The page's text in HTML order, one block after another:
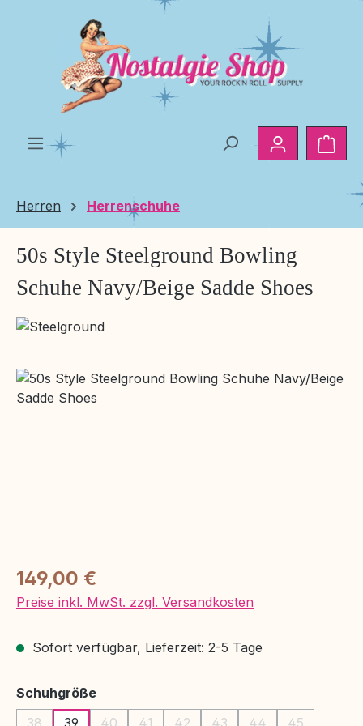
Zum Hauptinhalt springen
Herren Herrenschuhe
50s Style Steelground Bowling
Schuhe Navy/Beige Sadde Shoes
Bildergalerie überspringen
Regulärer Preis:
149,00 €
Preise inkl. MwSt. zzgl. Versandkosten
Sofort verfügbar, Lieferzeit: 2-5 Tage
Schuhgrößeauswählen
38
39 40 41 42 43 44 45